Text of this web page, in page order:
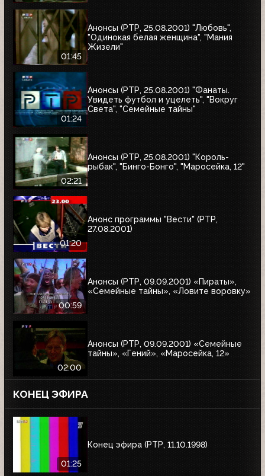
01:45
Анонсы (РТР, 25.08.2001) "Любовь",
"Одинокая белая женщина", "Мания
Жизели"
01:24
Анонсы (РТР, 25.08.2001) "Фанаты.
Увидеть футбол и уцелеть", "Вокруг
Света", "Семейные тайны"
02:21
Анонсы (РТР, 25.08.2001) "Король-
рыбак", "Бинго-Бонго", "Маросейка, 12"
01:20
Анонс программы "Вести" (РТР,
27.08.2001)
00:59
Анонсы (РТР, 09.09.2001) «Пираты»,
«Семейные тайны», «Ловите воровку»
02:00
Анонсы (РТР, 09.09.2001) «Семейные
тайны», «Гений», «Маросейка, 12»
КОНЕЦ ЭФИРА
01:25
Конец эфира (РТР, 11.10.1998)